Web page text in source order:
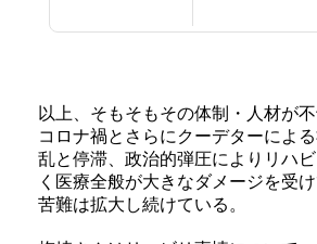
以上、そもそもその体制・人材が
コロナ禍とさらにクーデターによ
乱と停滞、政治的弾圧によりリハ
く医療全般が大きなダメージを受
苦難は拡大し続けている。